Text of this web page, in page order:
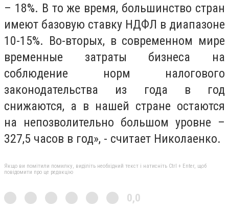
– 18%. В то же время, большинство стран
имеют базовую ставку НДФЛ в диапазоне
10-15%. Во-вторых, в современном мире
временные затраты бизнеса на
соблюдение норм налогового
законодательства из года в год
снижаются, а в нашей стране остаются
на непозволительно большом уровне –
327,5 часов в год», - считает Николаенко.
Якщо ви помітили помилку, виділіть необхідний текст і натисніть Ctrl + Enter, щоб
повідомити про це редакцію
0,0